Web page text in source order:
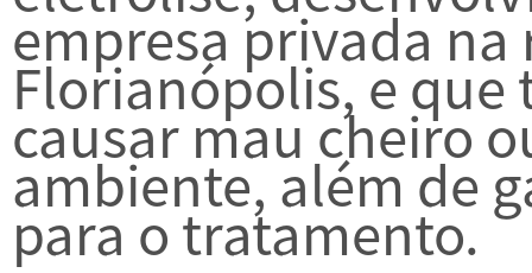
empresa privada na
Florianópolis, e
causar mau cheiro
ambiente, além de
para o tratamento.